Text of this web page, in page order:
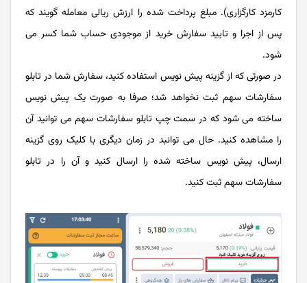
کارمزد کارگزاری). مبلغ پرداخت شده را ارزش ریالی معامله گویند که
پس از اجرا و تایید سفارش خرید از موجودی حساب شما کسر می
شود.
در صورتی که از گزینه پیش نویس استفاده کنید، سفارش شما در تابلو
سفارشات سهم ثبت نخواهد شد؛ صرفا به صورت یک پیش نویس
ساخته می شود که در سمت چپ تابلو سفارشات سهم می توانید آن
را مشاهده کنید. حال می توانبد در زمان دیگری با کلیک روی گزینه
ارسال، پیش نویس ساخته شده را ارسال کنید و آن را در تابلو
سفارشات سهم ثبت کنید.